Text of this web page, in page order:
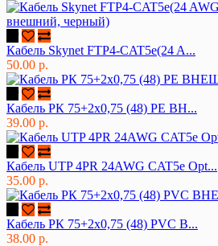
Кабель Skynet FTP4-CAT5e(24 A...
50.00 р.
Кабель РК 75+2х0,75 (48) PE ВН...
39.00 р.
Кабель UTP 4PR 24AWG CAT5e Opt...
35.00 р.
Кабель РК 75+2х0,75 (48) PVC В...
38.00 р.